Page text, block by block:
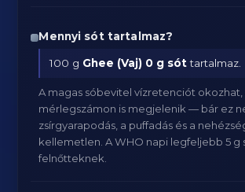
Mennyi sót tartalmaz?
100 g Ghee (Vaj) 0 g sóttartalmaz.
A magas sóbevitel vízretenciót okozhat,
mérlegszámon is megjelenik — bár ez
zsírgyarapodás, a puffadás és a
kellemetlen. A WHO napi legfeljebb 5 g
felnőtteknek.